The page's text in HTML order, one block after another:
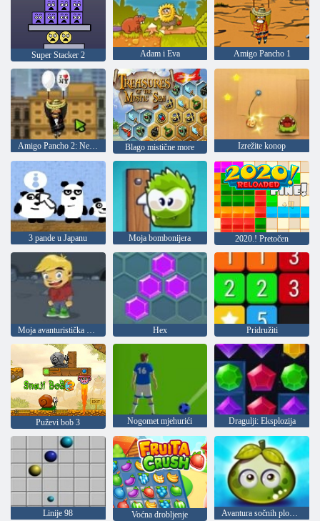
Super Stacker 2 Adam i Eva Amigo Pancho 1
Amigo Pancho 2: New York Party Blago mistične more Izrežite konop
3 pande u Japanu Moja bombonijera 2020.! Pretočen
Moja avanturistička knjiga 2 Hex Pridružiti
Puževi bob 3 Nogomet mjehurići Dragulji: Eksplozija
Linije 98 Voćna drobljenje Avantura sočnih plodova